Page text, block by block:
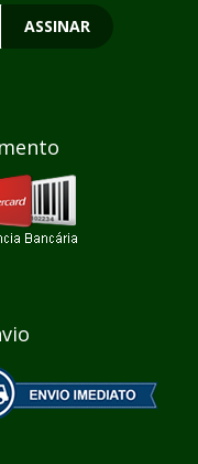
ASSINAR